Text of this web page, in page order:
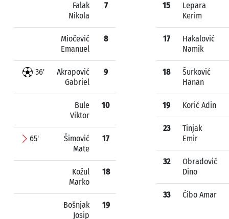
Falak
Nikola
7
Miočević
Emanuel
8
36'
Akrapović
Gabriel
9
Bule
Viktor
10
65'
Šimović
Mate
17
Kožul
Marko
18
Bošnjak
Josip
19
15
Lepara
Kerim
17
Hakalović
Namik
18
Šurković
Hanan
19 Korić Adin
23
Tinjak
Emir
32
Obradović
Dino
33 Ćibo Amar